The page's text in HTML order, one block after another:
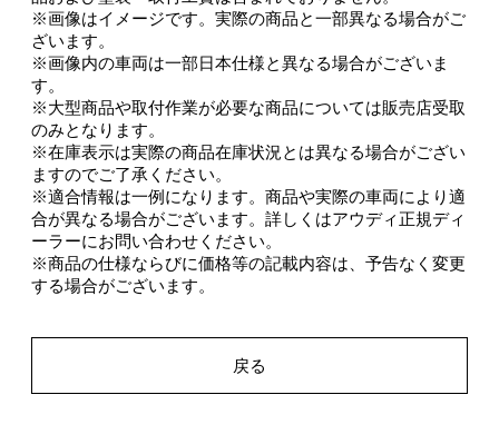
※画像はイメージです。実際の商品と一部異なる場合がご
ざいます。
※画像内の車両は一部日本仕様と異なる場合がございま
す。
※大型商品や取付作業が必要な商品については販売店受取
のみとなります。
※在庫表示は実際の商品在庫状況とは異なる場合がござい
ますのでご了承ください。
※適合情報は一例になります。商品や実際の車両により適
合が異なる場合がございます。詳しくはアウディ正規ディ
ーラーにお問い合わせください。
※商品の仕様ならびに価格等の記載内容は、予告なく変更
する場合がございます。
戻る